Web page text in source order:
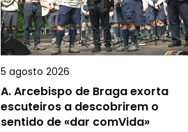
5 agosto 2026
A.Arcebispo de Braga exorta
escuteiros a descobrirem o
sentido de «dar comVida»